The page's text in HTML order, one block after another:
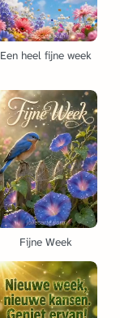
Een heel fijne week
Fijne Week